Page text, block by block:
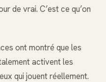
de vrai. C’est ce qu’on
ont montré que les
activent les
qui jouent réellement.